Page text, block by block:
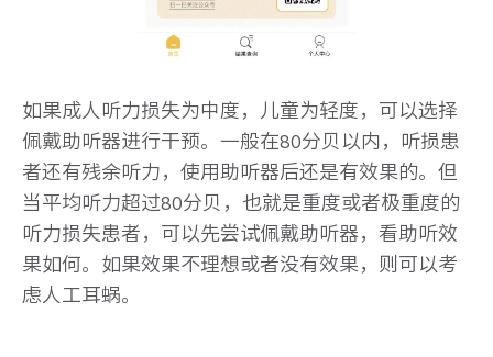
如果成人听力损失为中度，儿童为轻度，可以选择
佩戴助听器进行干预。一般在80分贝以内，听损患
者还有残余听力，使用助听器后还是有效果的。但
当平均听力超过80分贝，也就是重度或者极重度的
听力损失患者，可以先尝试佩戴助听器，看助听效
果如何。如果效果不理想或者没有效果，则可以考
虑人工耳蜗。